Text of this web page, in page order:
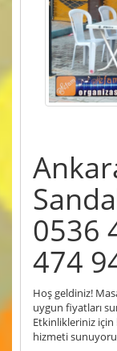
0536
474
Hoş geldiniz!
uygun fiyatları
Etkinlikleriniz için
hizmeti